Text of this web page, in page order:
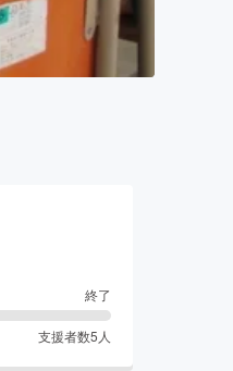
終了
支援者数5 人